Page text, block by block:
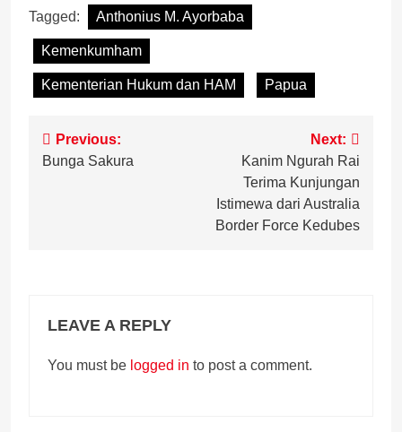
Tagged: Anthonius M. Ayorbaba
Kemenkumham
Kementerian Hukum dan HAM Papua
Post
navigation
Previous:
Bunga Sakura
Next:
Kanim Ngurah Rai
Terima Kunjungan
Istimewa dari Australia
Border Force Kedubes
LEAVE A REPLY
You must be logged in to post a comment.